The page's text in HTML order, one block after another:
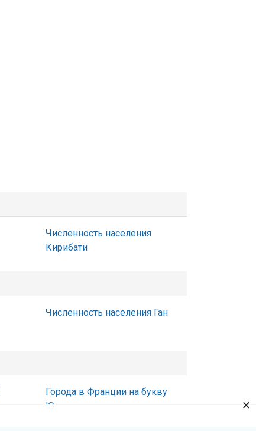
Численность населения
Кирибати
Численность населения Ган
Города в Франции на букву
Ю
×